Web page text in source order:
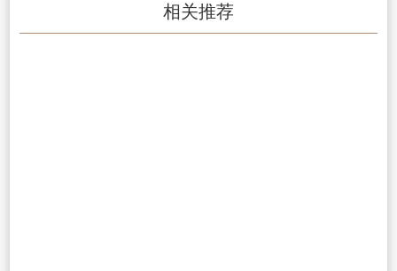
相关推荐